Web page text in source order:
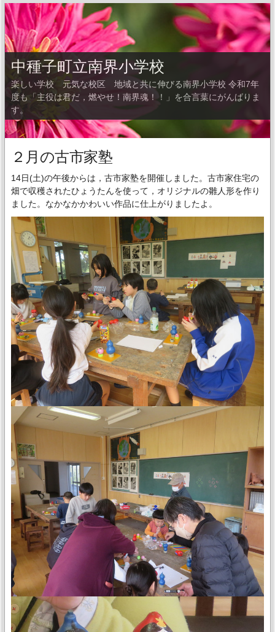
中種子町立南界小学校
楽しい学校 元気な校区 地域と共に伸びる南界小学校 令和7年
度も「主役は君だ，燃やせ！南界魂！！」を合言葉にがんばりま
す。
２月の古市家塾
14日(土)の午後からは，古市家塾を開催しました。古市家住宅の
畑で収穫されたひょうたんを使って，オリジナルの雛人形を作り
ました。なかなかかわいい作品に仕上がりましたよ。